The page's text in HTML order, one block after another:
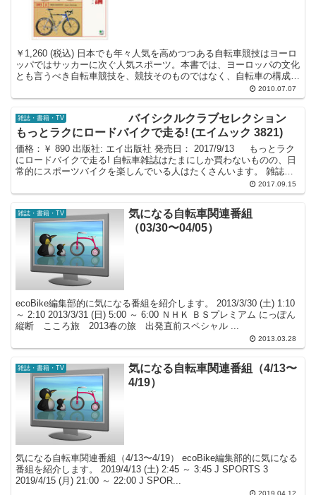
￥1,260 (税込) 日本でも年々人気を高めつつある自転車競技はヨーロ
ッパではサッカーに次ぐ人気スポーツ。本書では、ヨーロッパの文化
とも言うべき自転車競技を、競技そのものではなく、自転車の構成部
2010.07.07
雑誌・書籍・TV
バイシクルクラブセレクション
もっとラクにロードバイクで走る! (エイムック 3821)
価格：￥ 890 出版社: エイ出版社 発売日： 2017/9/13 もっとラク
にロードバイクで走る! 自転車雑誌はたまにしか買わないものの、日
常的にスポーツバイクを楽しんでいる人はたくさんいます。 雑誌を
2017.09.15
雑誌・書籍・TV
気になる自転車関連番組
（03/30〜04/05）
ecoBike編集部的に気になる番組を紹介します。 2013/3/30 (土) 1:10
～ 2:10 2013/3/31 (日) 5:00 ～ 6:00 ＮＨＫ ＢＳプレミアム にっぽん
縦断 こころ旅 2013春の旅 出発直前スペシャル ...
2013.03.28
雑誌・書籍・TV
気になる自転車関連番組（4/13〜
4/19）
気になる自転車関連番組（4/13〜4/19） ecoBike編集部的に気になる
番組を紹介します。 2019/4/13 (土) 2:45 ～ 3:45 J SPORTS 3
2019/4/15 (月) 21:00 ～ 22:00 J SPOR...